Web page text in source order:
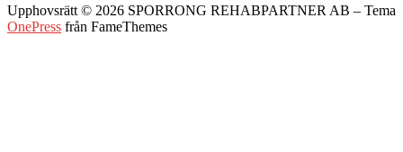
Upphovsrätt © 2026 SPORRONG REHABPARTNER AB – Tema
OnePress från FameThemes